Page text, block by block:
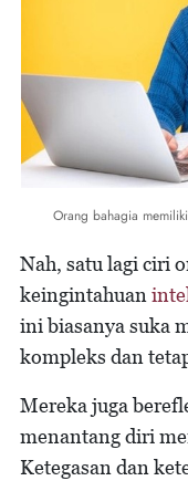
Orang bahagia
Nah, satu lagi ciri
keingintahuan
ini biasanya suka
kompleks dan
Mereka juga
menantang diri
Ketegasan dan